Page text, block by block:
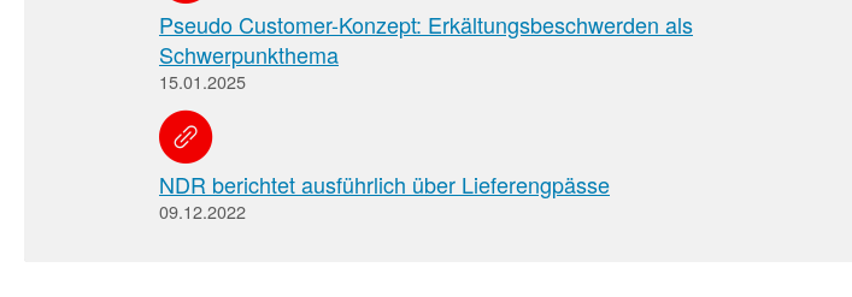
Pseudo Customer-Konzept: Erkältungsbeschwerden als
Schwerpunkthema
15.01.2025
NDR berichtet ausführlich über Lieferengpässe
09.12.2022